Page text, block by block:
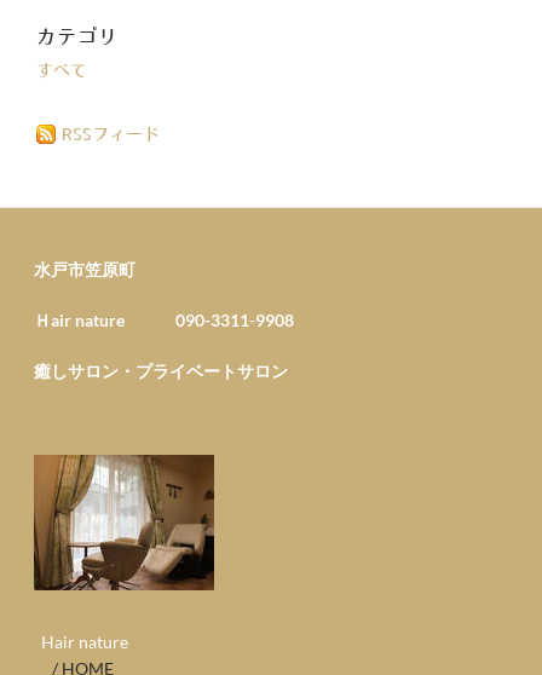
カテゴリ
すべて
RSSフィード
水戸市笠原町
Ｈair nature 090-3311-9908
癒しサロン・プライベートサロン
​ Hair nature
/ HOME